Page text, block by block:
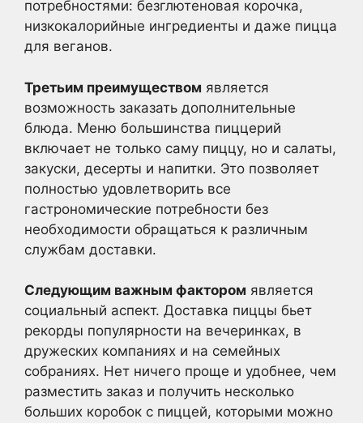
потребностями: безглютеновая корочка,
низкокалорийные ингредиенты и даже пицца
для веганов.
Третьим преимуществом является
возможность заказать дополнительные
блюда. Меню большинства пиццерий
включает не только саму пиццу, но и салаты,
закуски, десерты и напитки. Это позволяет
полностью удовлетворить все
гастрономические потребности без
необходимости обращаться к различным
службам доставки.
Следующим важным фактором является
социальный аспект. Доставка пиццы бьет
рекорды популярности на вечеринках, в
дружеских компаниях и на семейных
собраниях. Нет ничего проще и удобнее, чем
разместить заказ и получить несколько
больших коробок с пиццей, которыми можно